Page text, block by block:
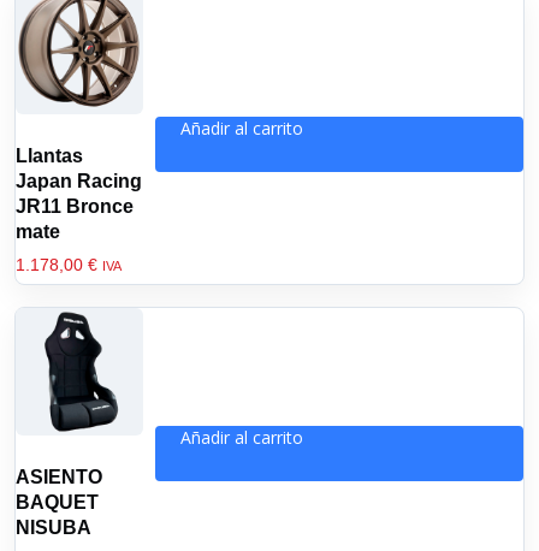
opciones
se
pueden
elegir
la
página
de
producto
Llantas
Japan Racing
JR11 Bronce
mate
1.178,00 € IVA
Añadir al carrito
ASIENTO
BAQUET
NISUBA
Añadir al carrito